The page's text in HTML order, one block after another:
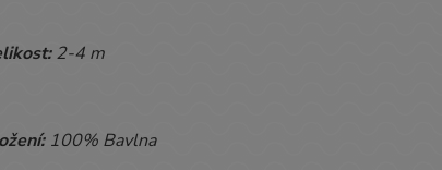
2-4 m
100% Bavlna